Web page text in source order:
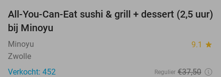
19%
All-You-Can-Eat sushi & grill + dessert (2,5 uur)
bij Minoyu
Minoyu 9.1 star
Zwolle
Verkocht: 452
Regulier €37,50